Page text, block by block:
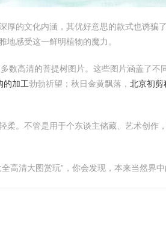
的文化内涵，其优好意思的款式也诱骗
感受这一鲜明植物的魔力。
数高清的菩提树图片。这些图片涵盖了不
的加工勃勃祈望；秋日金黄飘落， 北京初剪
。不管是用于个东谈主储藏、艺术创作
清大图赏玩”，你会发现，本来当然界